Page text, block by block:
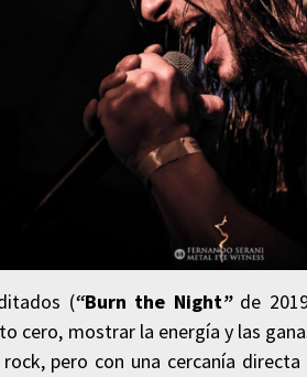
(“Burn the Night” de
cero, mostrar la energía y las
pero con una cercanía